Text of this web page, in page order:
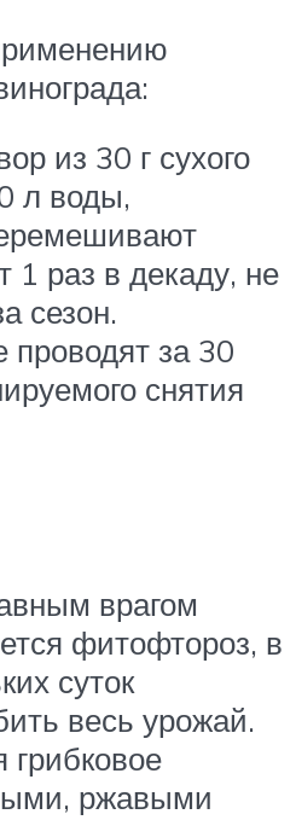
из 30 г сухого
л воды,
1 раз в декаду, не
сезон.
проводят за 30
снятия
врагом
фитофтороз, в
суток
весь урожай.
грибковое
ржавыми